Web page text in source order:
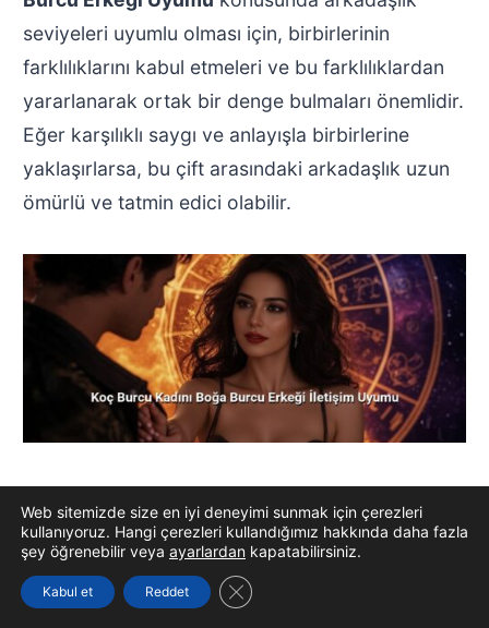
seviyeleri uyumlu olması için, birbirlerinin
farklılıklarını kabul etmeleri ve bu farklılıklardan
yararlanarak ortak bir denge bulmaları önemlidir.
Eğer karşılıklı saygı ve anlayışla birbirlerine
yaklaşırlarsa, bu çift arasındaki arkadaşlık uzun
ömürlü ve tatmin edici olabilir.
Koç Burcu Kadını Boğa Burcu
Erkeği İletişim Uyumu
Koç Burcu Kadını Boğa Burcu Erkeği İletişim
Web sitemizde size en iyi deneyimi sunmak için çerezleri
kullanıyoruz. Hangi çerezleri kullandığımız hakkında daha fazla
şey öğrenebilir veya ayarlardan kapatabilirsiniz.
Kabul et Reddet GDPR çerez şeridini kapat